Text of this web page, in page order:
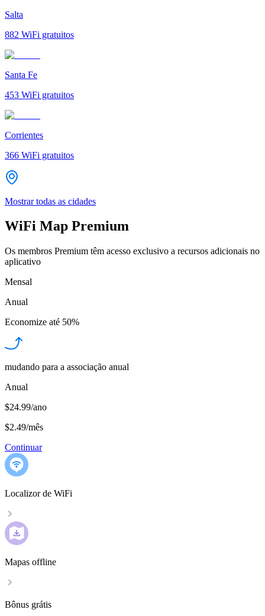
Salta
882 WiFi gratuitos
Santa Fe
453 WiFi gratuitos
Corrientes
366 WiFi gratuitos
Mostrar todas as cidades
WiFi Map Premium
Os membros Premium têm acesso exclusivo a recursos adicionais no
aplicativo
Mensal
Anual
Economize até 50%
mudando para a associação anual
Anual
$24.99/ano
$2.49/mês
Continuar
Localizor de WiFi
Mapas offline
Bônus grátis